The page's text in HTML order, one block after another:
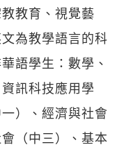
教育、視覺藝
為教學語言的科
語學生：數學、
訊科技應用學
）、經濟與社會
（中三）、基本